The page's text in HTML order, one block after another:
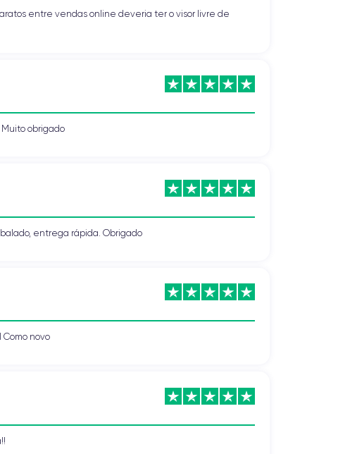
entre vendas online deveria ter o visor livre de
obrigado
entrega rápida. Obrigado
novo